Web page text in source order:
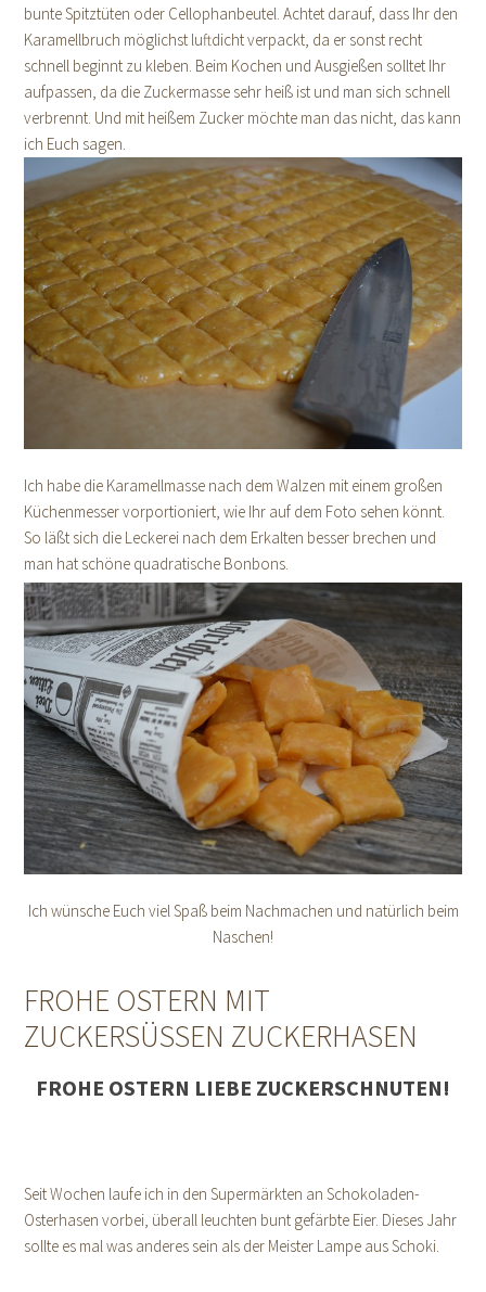
bunte Spitztüten oder Cellophanbeutel. Achtet darauf, dass Ihr den
Karamellbruch möglichst luftdicht verpackt, da er sonst recht
schnell beginnt zu kleben. Beim Kochen und Ausgießen solltet Ihr
aufpassen, da die Zuckermasse sehr heiß ist und man sich schnell
verbrennt. Und mit heißem Zucker möchte man das nicht, das kann
ich Euch sagen.
Ich habe die Karamellmasse nach dem Walzen mit einem großen
Küchenmesser vorportioniert, wie Ihr auf dem Foto sehen könnt.
So läßt sich die Leckerei nach dem Erkalten besser brechen und
man hat schöne quadratische Bonbons.
Ich wünsche Euch viel Spaß beim Nachmachen und natürlich beim
Naschen!
FROHE OSTERN MIT
ZUCKERSÜSSEN ZUCKERHASEN
FROHE OSTERN LIEBE ZUCKERSCHNUTEN!
Seit Wochen laufe ich in den Supermärkten an Schokoladen-
Osterhasen vorbei, überall leuchten bunt gefärbte Eier. Dieses Jahr
sollte es mal was anderes sein als der Meister Lampe aus Schoki.